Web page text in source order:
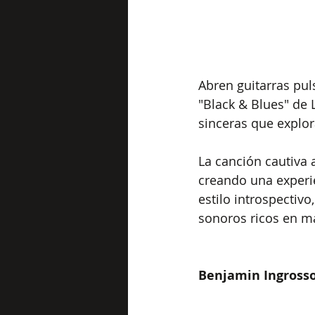
Abren guitarras
"Black & Blues"
sinceras que
La canción
creando una
estilo
sonoros ricos en
Benjamin